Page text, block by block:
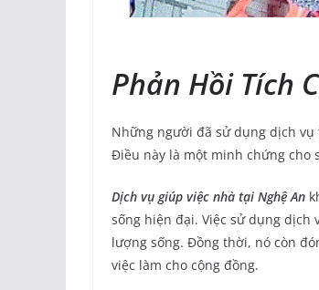
Phản Hồi Tích
Những người đã sử dụng dịch
Điều này là một minh chứng cho
Dịch vụ giúp việc nhà tại Nghệ An
sống hiện đại. Việc sử dụng
lượng sống. Đồng thời, nó còn
việc làm cho cộng đồng.